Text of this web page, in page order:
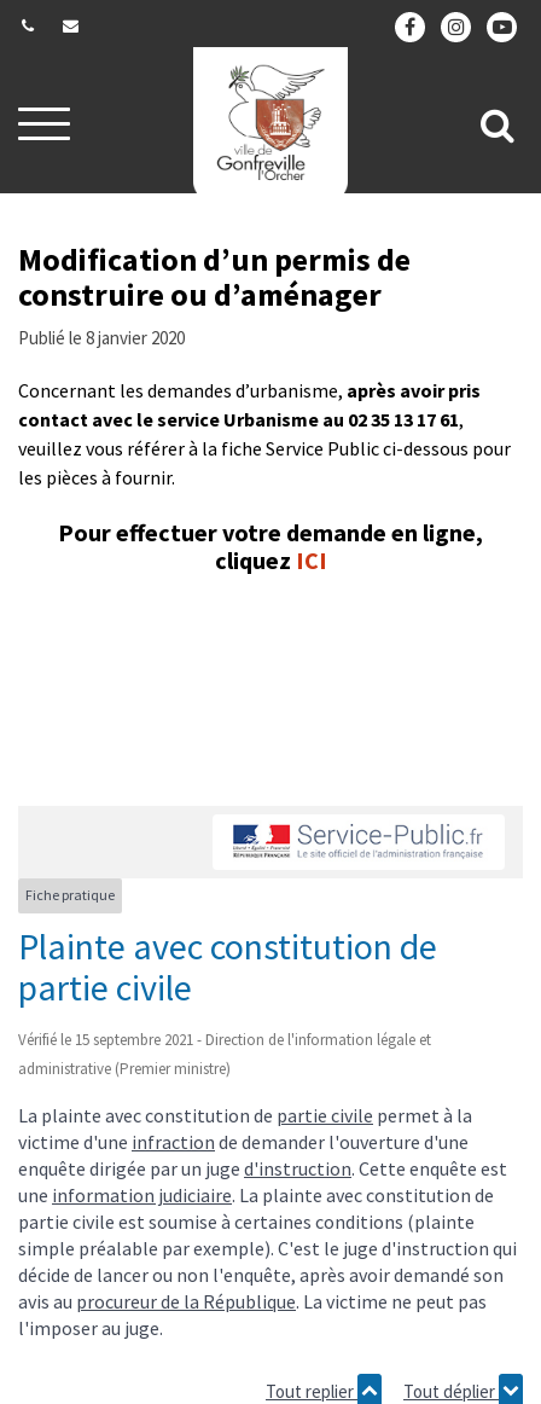
Aller
à
navigation
à
Modification d’un permis de
construire ou d’aménager
Publié le 8 janvier 2020
Concernant les demandes d’urbanisme, après avoir pris
contact avec le service Urbanisme au 02 35 13 17 61,
veuillez vous référer à la fiche Service Public ci-dessous pour
les pièces à fournir.
Pour effectuer votre demande en ligne,
cliquez ICI
Fiche pratique
Plainte avec constitution de
partie civile
Vérifié le 15 septembre 2021 - Direction de l'information légale et
administrative (Premier ministre)
La plainte avec constitution de partie civile permet à la
victime d'une infraction de demander l'ouverture d'une
enquête dirigée par un juge d'instruction. Cette enquête est
une information judiciaire. La plainte avec constitution de
partie civile est soumise à certaines conditions (plainte
simple préalable par exemple). C'est le juge d'instruction qui
décide de lancer ou non l'enquête, après avoir demandé son
avis au procureur de la République. La victime ne peut pas
l'imposer au juge.
Tout replier Tout déplier